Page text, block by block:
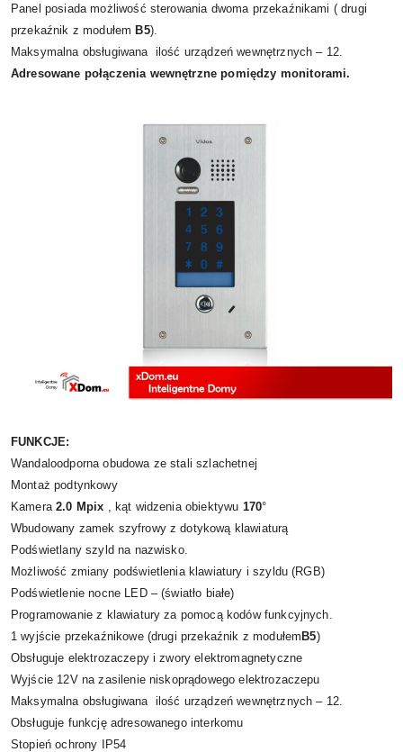
Panel posiada możliwość sterowania dwoma przekaźnikami ( drugi
przekaźnik z modułem B5).
Maksymalna obsługiwana ilość urządzeń wewnętrznych – 12.
Adresowane połączenia wewnętrzne pomiędzy monitorami.
FUNKCJE:
Wandaloodporna obudowa ze stali szlachetnej
Montaż podtynkowy
Kamera2.0 Mpix , kąt widzenia obiektywu 170°
Wbudowany zamek szyfrowy z dotykową klawiaturą
Podświetlany szyld na nazwisko.
Możliwość zmiany podświetlenia klawiatury i szyldu (RGB)
Podświetlenie nocne LED – (światło białe)
Programowanie z klawiatury za pomocą kodów funkcyjnych.
1 wyjście przekaźnikowe (drugi przekaźnik z modułem B5)
Obsługuje elektrozaczepy i zwory elektromagnetyczne
Wyjście 12V na zasilenie niskoprądowego elektrozaczepu
Maksymalna obsługiwana ilość urządzeń wewnętrznych – 12.
Obsługuje funkcję adresowanego interkomu
Stopień ochrony IP54